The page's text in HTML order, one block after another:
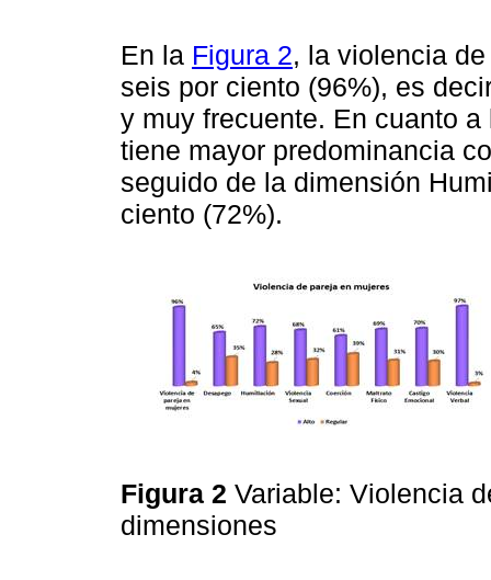
En la Figura 2, la violencia
seis por ciento (96%), es
y muy frecuente. En cuanto
tiene mayor predominancia
seguido de la dimensión
ciento (72%).
Figura 2 Variable: Violencia
dimensiones